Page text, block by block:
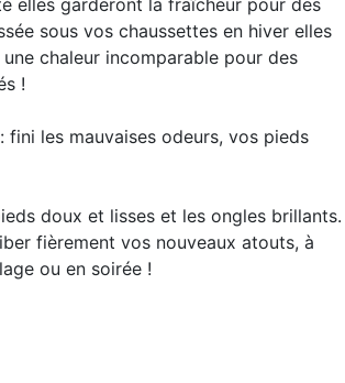
elles garderont la fraîcheur pour des
sous vos chaussettes en hiver elles
chaleur incomparable pour des
!
: fini les mauvaises odeurs, vos pieds
doux et lisses et les ongles brillants.
fièrement vos nouveaux atouts, à
ou en soirée !